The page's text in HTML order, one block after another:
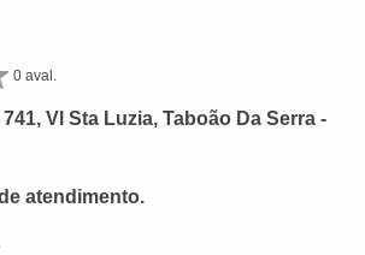
0 aval.
Vl Sta Luzia, Taboão Da Serra -
atendimento.